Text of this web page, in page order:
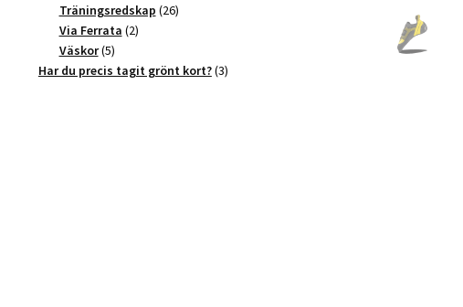
produkter
Träningsredskap 2626
Via Ferrata 22
Väskor 55
produkter
Har du precis tagit grönt kort? 33